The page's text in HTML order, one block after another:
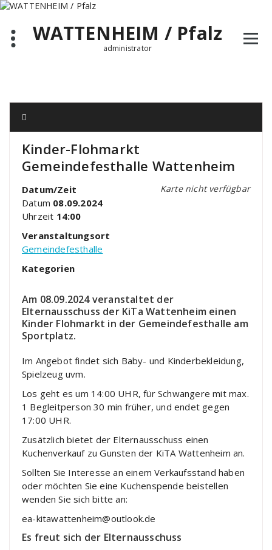
Zum
springenWATTENHEIM / Pfalz
administrator
Kinder-Flohmarkt
Gemeindefesthalle Wattenheim
Karte nicht verfügbar
Datum/Zeit
Datum 08.09.2024
Uhrzeit 14:00
Veranstaltungsort
Gemeindefesthalle
Kategorien
Am 08.09.2024 veranstaltet der
Elternausschuss der KiTa Wattenheim einen
Kinder Flohmarkt in der Gemeindefesthalle am
Sportplatz.
Im Angebot findet sich Baby- und Kinderbekleidung,
Spielzeug uvm.
Los geht es um 14:00 UHR, für Schwangere mit max.
1 Begleitperson 30 min früher, und endet gegen
17:00 UHR.
Zusätzlich bietet der Elternausschuss einen
Kuchenverkauf zu Gunsten der KiTA Wattenheim an.
Sollten Sie Interesse an einem Verkaufsstand haben
oder möchten Sie eine Kuchenspende beistellen
wenden Sie sich bitte an:
ea-kitawattenheim@outlook.de
Es freut sich der Elternausschuss